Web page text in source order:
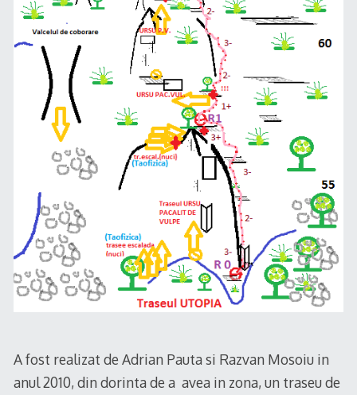
A fost realizat de Adrian Pauta si Razvan Mosoiu in
anul 2010, din dorinta de a avea in zona, un traseu de